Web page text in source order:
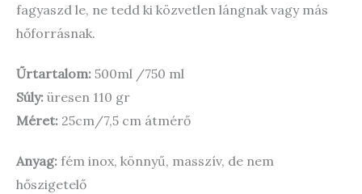
fagyaszd le, ne tedd ki közvetlen lángnak vagy más
hőforrásnak.
Űrtartalom: 500ml /750 ml
Súly: üresen 110 gr
Méret: 25cm/7,5 cm átmérő
Anyag: fém inox, könnyű, masszív, de nem
hőszigetelő